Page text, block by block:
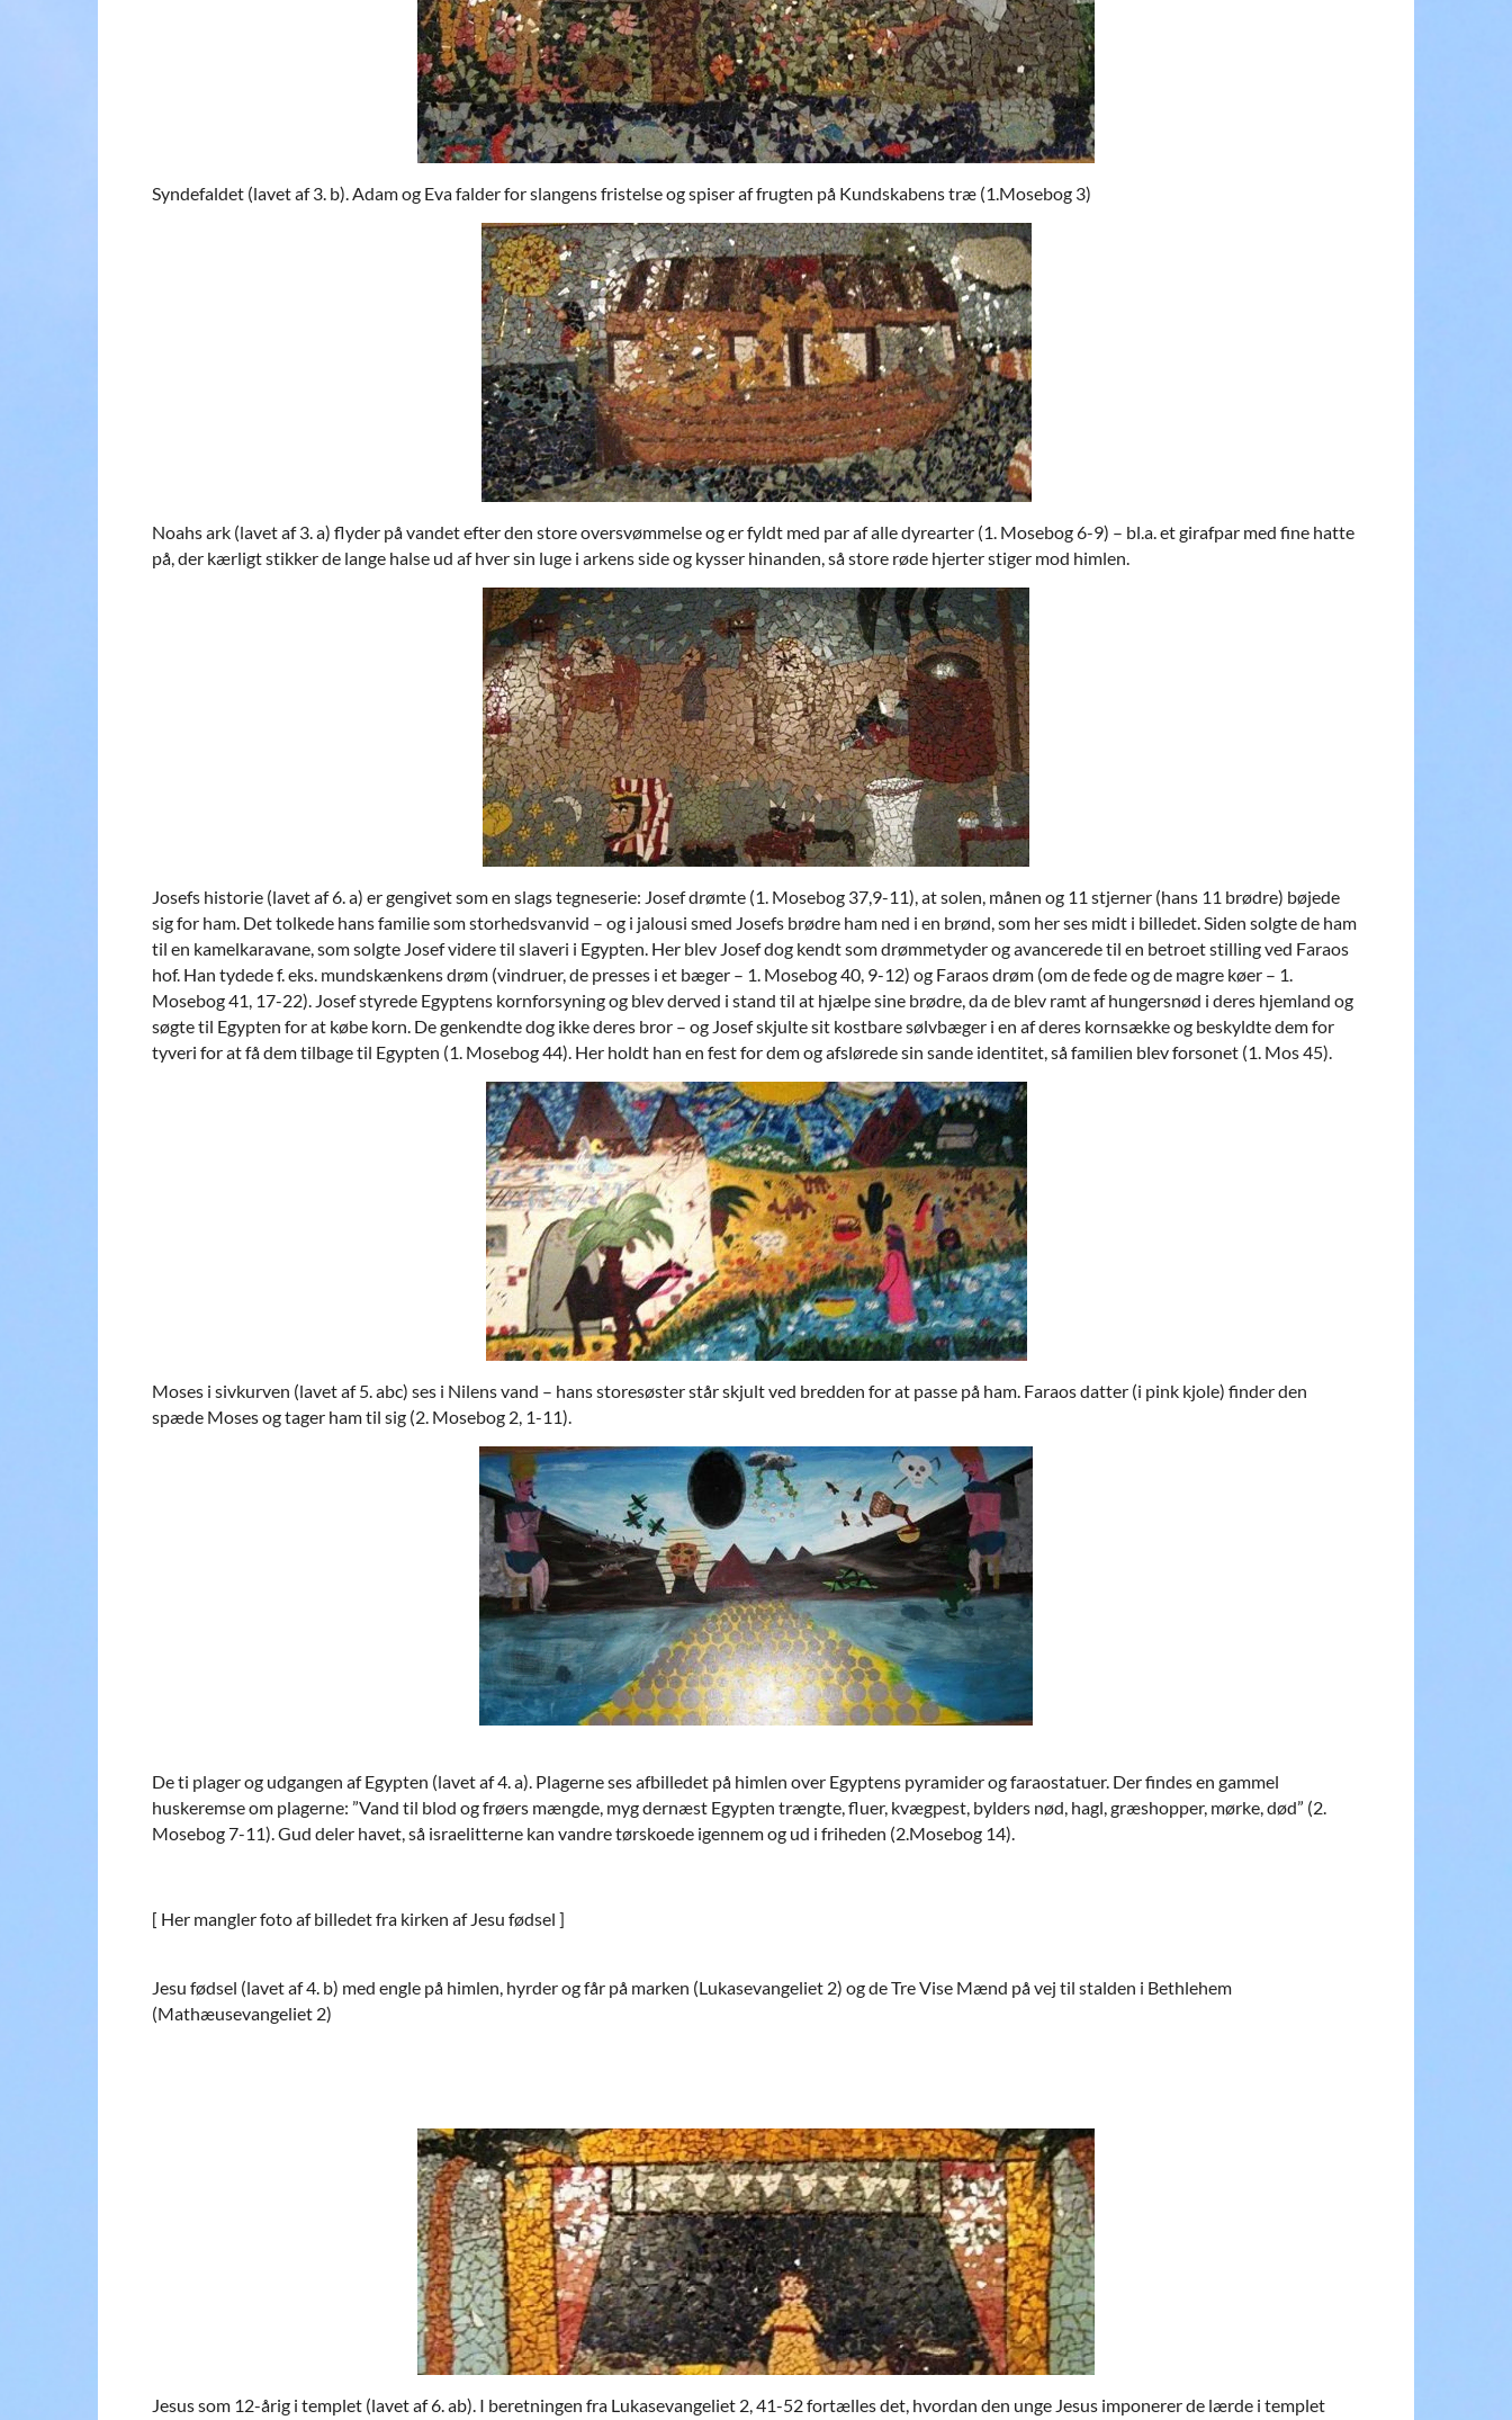
Syndefaldet (lavet af 3. b). Adam og Eva falder for slangens fristelse og spiser af frugten på Kundskabens træ (1.Mosebog 3)
Noahs ark (lavet af 3. a) flyder på vandet efter den store oversvømmelse og er fyldt med par af alle dyrearter (1. Mosebog 6-9) – bl.a. et girafpar med fine hatte
på, der kærligt stikker de lange halse ud af hver sin luge i arkens side og kysser hinanden, så store røde hjerter stiger mod himlen.
Josefs historie (lavet af 6. a) er gengivet som en slags tegneserie: Josef drømte (1. Mosebog 37,9-11), at solen, månen og 11 stjerner (hans 11 brødre) bøjede
sig for ham. Det tolkede hans familie som storhedsvanvid – og i jalousi smed Josefs brødre ham ned i en brønd, som her ses midt i billedet. Siden solgte de ham
til en kamelkaravane, som solgte Josef videre til slaveri i Egypten. Her blev Josef dog kendt som drømmetyder og avancerede til en betroet stilling ved Faraos
hof. Han tydede f. eks. mundskænkens drøm (vindruer, de presses i et bæger – 1. Mosebog 40, 9-12) og Faraos drøm (om de fede og de magre køer – 1.
Mosebog 41, 17-22). Josef styrede Egyptens kornforsyning og blev derved i stand til at hjælpe sine brødre, da de blev ramt af hungersnød i deres hjemland og
søgte til Egypten for at købe korn. De genkendte dog ikke deres bror – og Josef skjulte sit kostbare sølvbæger i en af deres kornsække og beskyldte dem for
tyveri for at få dem tilbage til Egypten (1. Mosebog 44). Her holdt han en fest for dem og afslørede sin sande identitet, så familien blev forsonet (1. Mos 45).
Moses i sivkurven (lavet af 5. abc) ses i Nilens vand – hans storesøster står skjult ved bredden for at passe på ham. Faraos datter (i pink kjole) finder den
spæde Moses og tager ham til sig (2. Mosebog 2, 1-11).
De ti plager og udgangen af Egypten (lavet af 4. a). Plagerne ses afbilledet på himlen over Egyptens pyramider og faraostatuer. Der findes en gammel
huskeremse om plagerne: ”Vand til blod og frøers mængde, myg dernæst Egypten trængte, fluer, kvægpest, bylders nød, hagl, græshopper, mørke, død” (2.
Mosebog 7-11). Gud deler havet, så israelitterne kan vandre tørskoede igennem og ud i friheden (2.Mosebog 14).
[ Her mangler foto af billedet fra kirken af Jesu fødsel ]
Jesu fødsel (lavet af 4. b) med engle på himlen, hyrder og får på marken (Lukasevangeliet 2) og de Tre Vise Mænd på vej til stalden i Bethlehem
(Mathæusevangeliet 2)
Jesus som 12-årig i templet (lavet af 6. ab). I beretningen fra Lukasevangeliet 2, 41-52 fortælles det, hvordan den unge Jesus imponerer de lærde i templet